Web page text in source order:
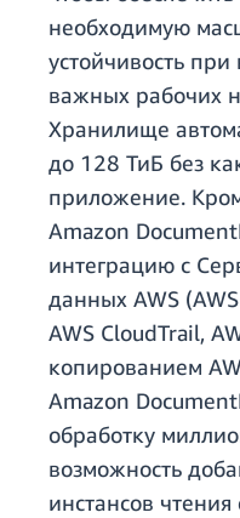
необходимую
устойчивость
важных рабочих
Хранилище
до 128 ТиБ без
приложение.
Amazon
интеграцию с
данных AWS
AWS CloudTrail,
копированием
Amazon
обработку
возможность
инстансов